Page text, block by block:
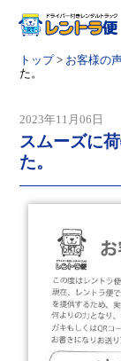
トップ> お客様の
た。
2023年11月06日
スムーズに
た。